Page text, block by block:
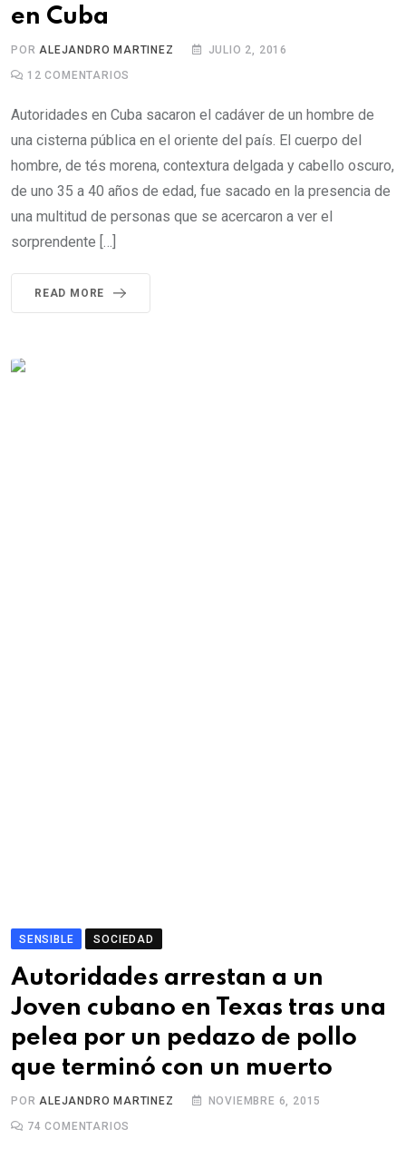
en Cuba
POR ALEJANDRO MARTINEZ
JULIO 2, 2016
12 COMENTARIOS
Autoridades en Cuba sacaron el cadáver de un hombre de
una cisterna pública en el oriente del país. El cuerpo del
hombre, de tés morena, contextura delgada y cabello oscuro,
de uno 35 a 40 años de edad, fue sacado en la presencia de
una multitud de personas que se acercaron a ver el
sorprendente […]
READ MORE
SENSIBLE SOCIEDAD
Autoridades arrestan a un
Joven cubano en Texas tras una
pelea por un pedazo de pollo
que terminó con un muerto
POR ALEJANDRO MARTINEZ
NOVIEMBRE 6, 2015
74 COMENTARIOS